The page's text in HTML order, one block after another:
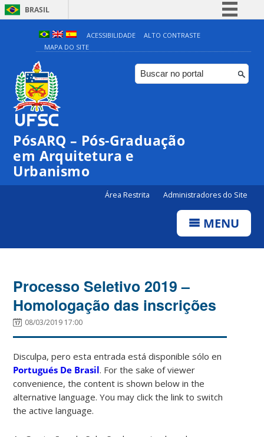
BRASIL
Simplifique!
Comunica BR
Participe
ACESSIBILIDADE
ALTO CONTRASTE
MAPA DO SITE
PósARQ – Pós-Graduação
em Arquitetura e
Urbanismo
Área Restrita Administradores do Site
MENU
Processo Seletivo 2019 –
Homologação das inscrições
08/03/2019 17:00
Disculpa, pero esta entrada está disponible sólo en
Portugués De Brasil. For the sake of viewer
convenience, the content is shown below in the
alternative language. You may click the link to switch
the active language.